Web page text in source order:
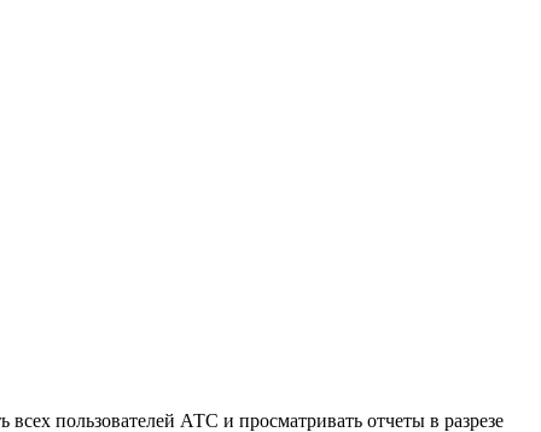
пользователей АТС и просматривать отчеты в разрезе